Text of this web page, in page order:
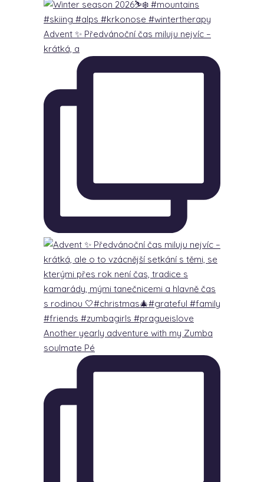
Advent ✨ Předvánoční čas miluju nejvíc –
krátká, a
Another yearly adventure with my Zumba
soulmate Pé